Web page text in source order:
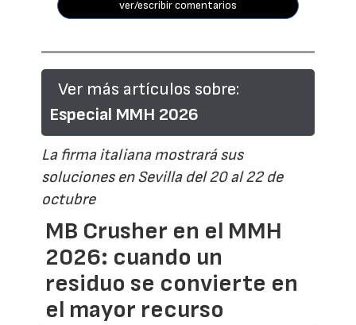
ver/escribir comentarios
Ver más artículos sobre:
Especial MMH 2026
La firma italiana mostrará sus
soluciones en Sevilla del 20 al 22 de
octubre
MB Crusher en el MMH
2026: cuando un
residuo se convierte en
el mayor recurso